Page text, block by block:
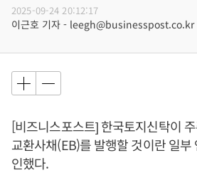
2025-09-24 20:12:17
이근호 기자 - leegh@businesspost.co.kr
[비즈니스포스트] 한국토지신탁이
교환사채(EB)를 발행할 것이란 일
인했다.